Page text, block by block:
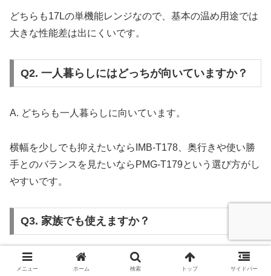
どちらも17Lの単機能レンジなので、基本の温め用途では
大きな性能差は出にくいです。
Q2. 一人暮らしにはどっちが向いていますか？
A. どちらも一人暮らしに向いています。
横幅を少しでも抑えたいならIMB-T178、奥行きや使い勝
手とのバランスを見たいならPMG-T179という選び方がし
やすいです。
Q3. 家族でも使えますか？
A. 温め中心なら家族でも使えます。
メニュー ホーム 検索 トップ サイドバー